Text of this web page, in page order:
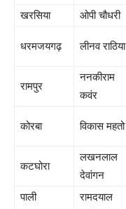
खरसिया
ओपी चौधरी
धरमजयगढ़ लीनव राठिया
रामपुर
ननकीराम
कवंर
कोरबा विकास महतो
कटघोरा
लखनलाल
देवांगन
पाली
रामदयाल